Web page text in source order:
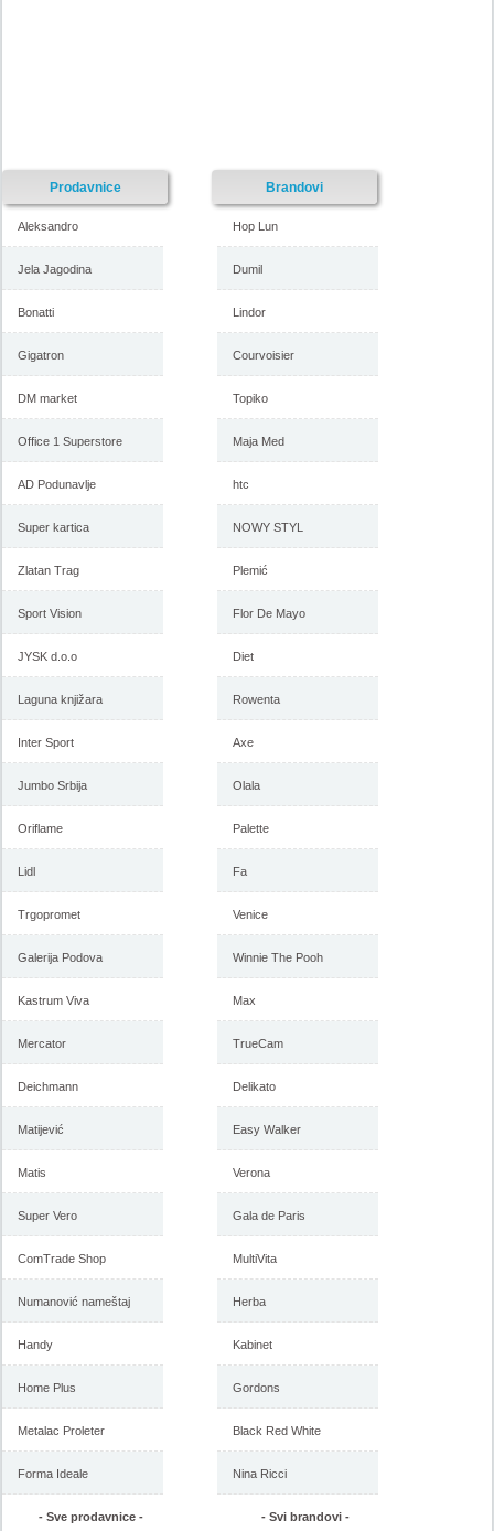
Prodavnice
Aleksandro
Jela Jagodina
Bonatti
Gigatron
DM market
Office 1 Superstore
AD Podunavlje
Super kartica
Zlatan Trag
Sport Vision
JYSK d.o.o
Laguna knjižara
Inter Sport
Jumbo Srbija
Oriflame
Lidl
Trgopromet
Galerija Podova
Kastrum Viva
Mercator
Deichmann
Matijević
Matis
Super Vero
ComTrade Shop
Numanović nameštaj
Handy
Home Plus
Metalac Proleter
Forma Ideale
- Sve prodavnice -
Brandovi
Hop Lun
Dumil
Lindor
Courvoisier
Topiko
Maja Med
htc
NOWY STYL
Plemić
Flor De Mayo
Diet
Rowenta
Axe
Olala
Palette
Fa
Venice
Winnie The Pooh
Max
TrueCam
Delikato
Easy Walker
Verona
Gala de Paris
MultiVita
Herba
Kabinet
Gordons
Black Red White
Nina Ricci
- Svi brandovi -